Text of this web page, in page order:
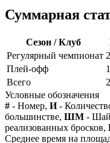
Суммарная
Сезон / Клуб
Регулярный чемпионат
Плей-офф
Всего
Условные обозначения
# - Номер, И-
большинстве, ШМ -
реализованных бросков,
Среднее время на